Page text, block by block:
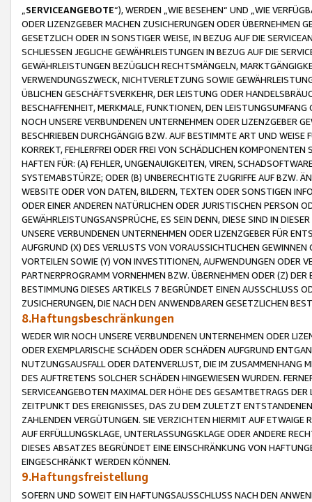
SERVICEANGEBOTE“), WERDEN „WIE BESEHEN“ UND „WIE
ODER LIZENZGEBER MACHEN ZUSICHERUNGEN ODER ÜBERNEHMEN
GESETZLICH ODER IN SONSTIGER WEISE, IN BEZUG AUF DIE
SCHLIESSEN JEGLICHE GEWÄHRLEISTUNGEN IN BEZUG AUF DIE
GEWÄHRLEISTUNGEN BEZÜGLICH RECHTSMÄNGELN,
VERWENDUNGSZWECK, NICHTVERLETZUNG SOWIE
ÜBLICHEN GESCHÄFTSVERKEHR, DER LEISTUNG ODER
BESCHAFFENHEIT, MERKMALE, FUNKTIONEN, DEN
NOCH UNSERE VERBUNDENEN UNTERNEHMEN ODER LIZENZGEBER
BESCHRIEBEN DURCHGÄNGIG BZW. AUF BESTIMMTE ART UND
KORREKT, FEHLERFREI ODER FREI VON SCHÄDLICHEN
HAFTEN FÜR: (A) FEHLER, UNGENAUIGKEITEN, VIREN,
SYSTEMABSTÜRZE; ODER (B) UNBERECHTIGTE ZUGRIFFE AUF BZW.
WEBSITE ODER VON DATEN, BILDERN, TEXTEN ODER SONSTIGEN
ODER EINER ANDEREN NATÜRLICHEN ODER JURISTISCHEN PERSON
GEWÄHRLEISTUNGSANSPRÜCHE, ES SEIN DENN, DIESE SIND IN
UNSERE VERBUNDENEN UNTERNEHMEN ODER LIZENZGEBER FÜR
AUFGRUND (X) DES VERLUSTS VON VORAUSSICHTLICHEN
VORTEILEN SOWIE (Y) VON INVESTITIONEN, AUFWENDUNGEN ODER
PARTNERPROGRAMM VORNEHMEN BZW. ÜBERNEHMEN ODER (Z)
BESTIMMUNG DIESES ARTIKELS 7 BEGRÜNDET EINEN AUSSCHLUSS
ZUSICHERUNGEN, DIE NACH DEN ANWENDBAREN GESETZLICHEN
8.Haftungsbeschränkungen
WEDER WIR NOCH UNSERE VERBUNDENEN UNTERNEHMEN ODER
ODER EXEMPLARISCHE SCHÄDEN ODER SCHÄDEN AUFGRUND
NUTZUNGSAUSFALL ODER DATENVERLUST, DIE IM ZUSAMMENHANG
DES AUFTRETENS SOLCHER SCHÄDEN HINGEWIESEN WURDEN.
SERVICEANGEBOTEN MAXIMAL DER HÖHE DES GESAMTBETRAGS
ZEITPUNKT DES EREIGNISSES, DAS ZU DEM ZULETZT
ZAHLENDEN VERGÜTUNGEN. SIE VERZICHTEN HIERMIT AUF
AUF ERFÜLLUNGSKLAGE, UNTERLASSUNGSKLAGE ODER ANDERE
DIESES ABSATZES BEGRÜNDET EINE EINSCHRÄNKUNG VON
EINGESCHRÄNKT WERDEN KÖNNEN.
9.Haftungsfreistellung
SOFERN UND SOWEIT EIN HAFTUNGSAUSSCHLUSS NACH DEN